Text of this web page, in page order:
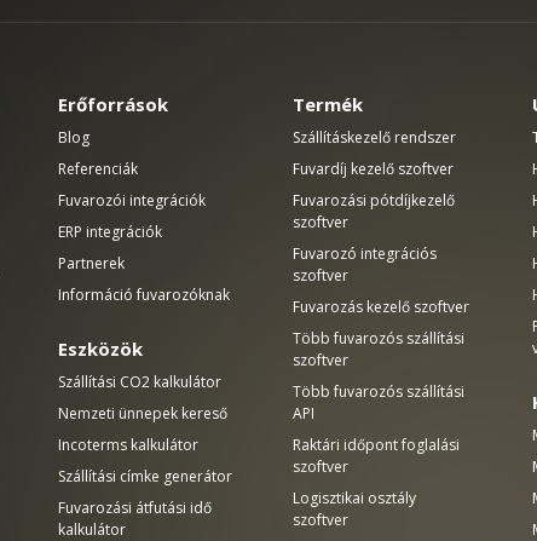
Erőforrások
Blog
Referenciák
Fuvarozói integrációk
ERP integrációk
Partnerek
Információ fuvarozóknak
Eszközök
Szállítási CO2 kalkulátor
Nemzeti ünnepek kereső
Incoterms kalkulátor
Szállítási címke generátor
Fuvarozási átfutási idő
kalkulátor
Termék
Szállításkezelő rendszer
Fuvardíj kezelő szoftver
Fuvarozási pótdíjkezelő
szoftver
Fuvarozó integrációs
szoftver
Fuvarozás kezelő szoftver
Több fuvarozós szállítási
szoftver
Több fuvarozós szállítási
API
Raktári időpont foglalási
szoftver
Logisztikai osztály
szoftver